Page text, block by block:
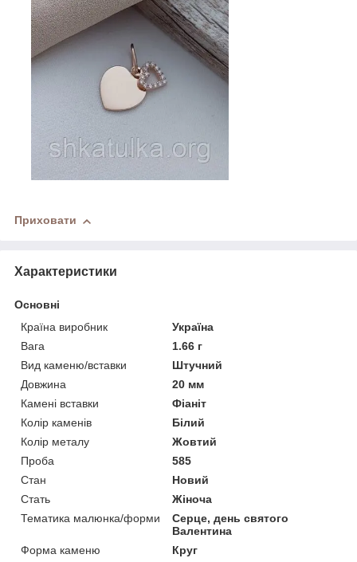
Приховати
Характеристики
Основні
Країна виробник
Україна
Вага
1.66 г
Вид каменю/вставки
Штучний
Довжина
20 мм
Камені вставки
Фіаніт
Колір каменів
Білий
Колір металу
Жовтий
Проба
585
Стан
Новий
Стать
Жіноча
Тематика малюнка/форми
Серце, день святого
Валентина
Форма каменю
Круг